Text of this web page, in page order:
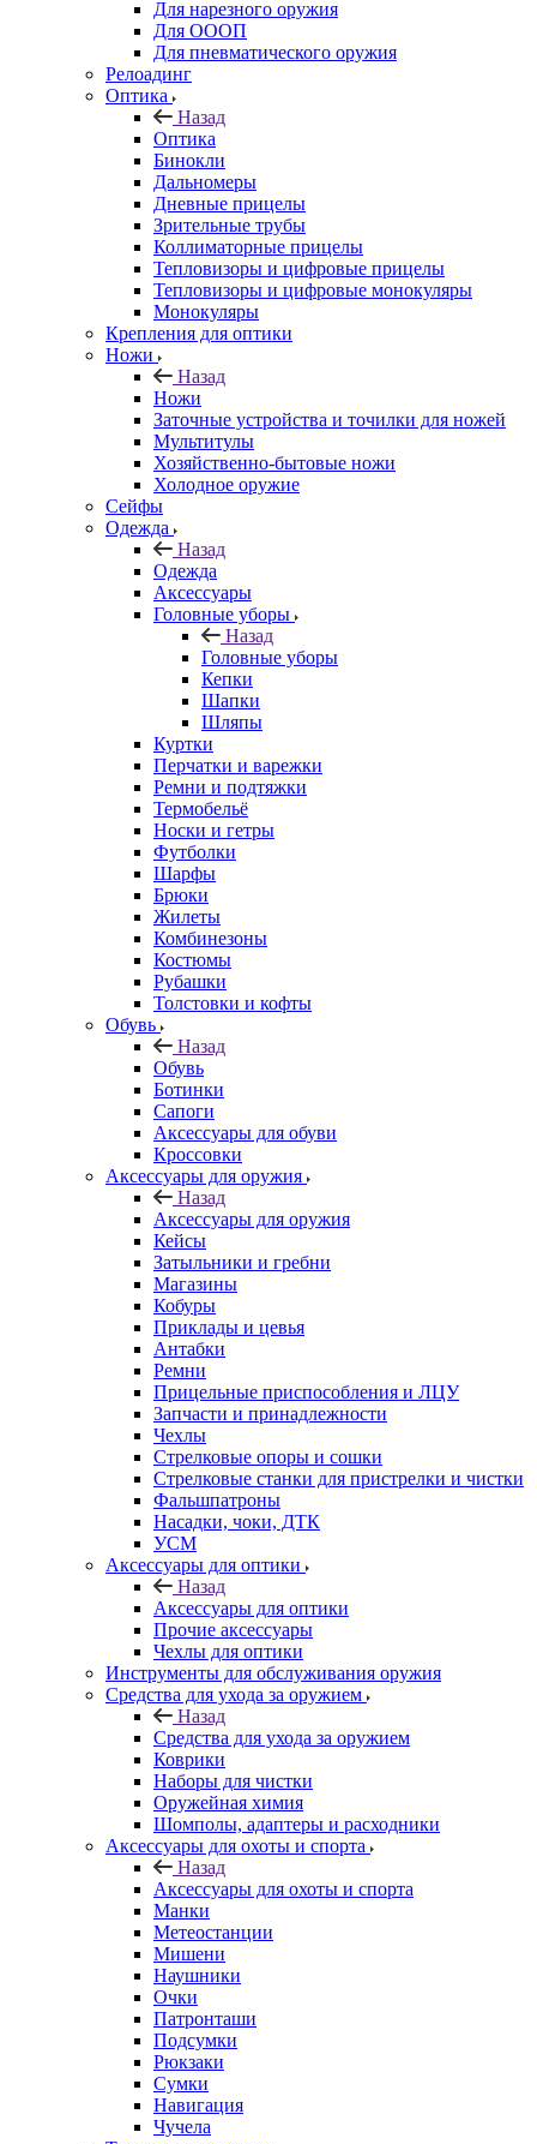
Для нарезного оружия
Для ОООП
Для пневматического оружия
Релоадинг
Оптика
Назад
Оптика
Бинокли
Дальномеры
Дневные прицелы
Зрительные трубы
Коллиматорные прицелы
Тепловизоры и цифровые прицелы
Тепловизоры и цифровые монокуляры
Монокуляры
Крепления для оптики
Ножи
Назад
Ножи
Заточные устройства и точилки для ножей
Мультитулы
Хозяйственно-бытовые ножи
Холодное оружие
Сейфы
Одежда
Назад
Одежда
Аксессуары
Головные уборы
Назад
Головные уборы
Кепки
Шапки
Шляпы
Куртки
Перчатки и варежки
Ремни и подтяжки
Термобельё
Носки и гетры
Футболки
Шарфы
Брюки
Жилеты
Комбинезоны
Костюмы
Рубашки
Толстовки и кофты
Обувь
Назад
Обувь
Ботинки
Сапоги
Аксессуары для обуви
Кроссовки
Аксессуары для оружия
Назад
Аксессуары для оружия
Кейсы
Затыльники и гребни
Магазины
Кобуры
Приклады и цевья
Антабки
Ремни
Прицельные приспособления и ЛЦУ
Запчасти и принадлежности
Чехлы
Стрелковые опоры и сошки
Стрелковые станки для пристрелки и чистки
Фальшпатроны
Насадки, чоки, ДТК
УСМ
Аксессуары для оптики
Назад
Аксессуары для оптики
Прочие аксессуары
Чехлы для оптики
Инструменты для обслуживания оружия
Средства для ухода за оружием
Назад
Средства для ухода за оружием
Коврики
Наборы для чистки
Оружейная химия
Шомполы, адаптеры и расходники
Аксессуары для охоты и спорта
Назад
Аксессуары для охоты и спорта
Манки
Метеостанции
Мишени
Наушники
Очки
Патронташи
Подсумки
Рюкзаки
Сумки
Навигация
Чучела